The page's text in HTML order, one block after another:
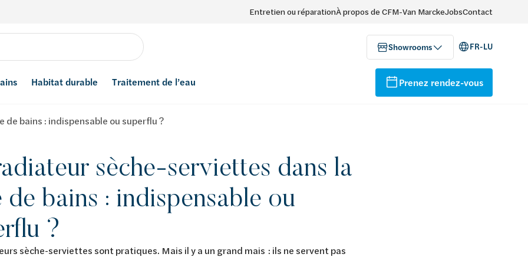
Entretien ou réparationÀ propos de CFM-Van MarckeJobsContact
Showrooms FR-LU
Habitat durable Traitement de l’eau Prenez rendez-vous
bains : indispensable ou superflu ?
sèche-serviettes dans la
de bains : indispensable ou
?
sèche-serviettes sont pratiques. Mais il y a un grand mais : ils ne servent pas